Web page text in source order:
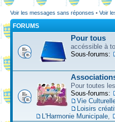
Voir les messages sans réponses • Voir
FORUMS
Pour tous
accéssible à
Sous-forums:
Pour toutes
Sous-forums:
Vie
Loisirs
L'Harmonie Municipale,